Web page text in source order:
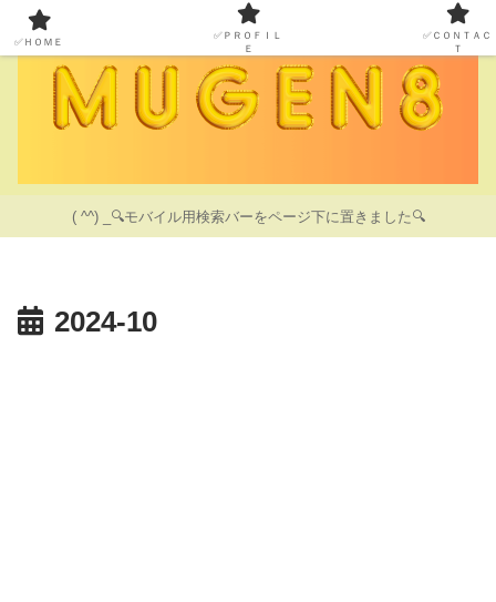
( ^^) _🔍モバイル用検索バーをページ下に置きました🔍
2024-10
✅ＨＯＭＥ
✅ＰＲＯＦＩＬ
Ｅ
✅ＣＯＮＴＡＣ
Ｔ